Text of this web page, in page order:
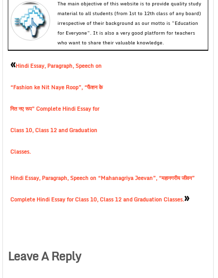
The main objective of this website is to provide quality study
material to all students (from 1st to 12th class of any board)
irrespective of their background as our motto is “Education
for Everyone”. It is also a very good platform for teachers
who want to share their valuable knowledge.
«Hindi Essay, Paragraph, Speech on
“Fashion ke Nit Naye Roop”, “फैंशन के
नित नए रूप” Complete Hindi Essay for
Class 10, Class 12 and Graduation
Classes.
Hindi Essay, Paragraph, Speech on “Mahanagriya Jeevan”, “महानगरीय जीवन”
Complete Hindi Essay for Class 10, Class 12 and Graduation Classes.»
Leave A Reply